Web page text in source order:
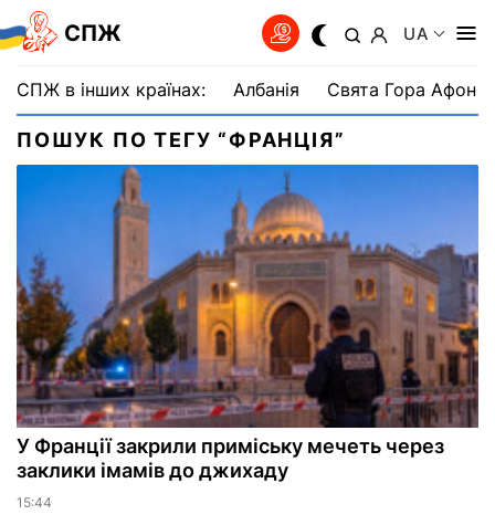
СПЖ UA
СПЖ в інших країнах: Албанія Свята Гора Афон
ПОШУК ПО ТЕГУ “ФРАНЦІЯ”
У Франції закрили приміську мечеть через
заклики імамів до джихаду
15:44